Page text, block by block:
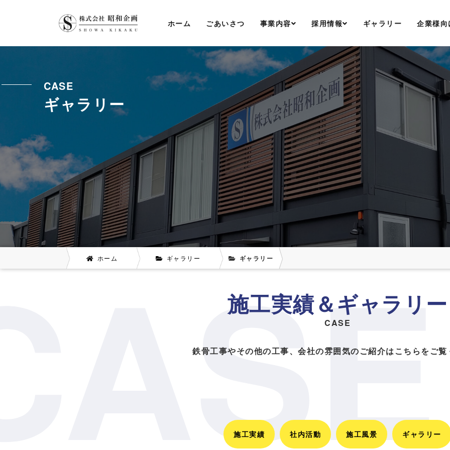
ホーム ごあいさつ 事業内容 採用情報 ギャラリー 企業様向
ギャラリー
CASE
ホーム ギャラリー ギャラリー
CASE
鉄骨工事やその他の工事、会社の雰囲気のご紹介はこちらをご
施工実績 社内活動 施工風景 ギャラリー